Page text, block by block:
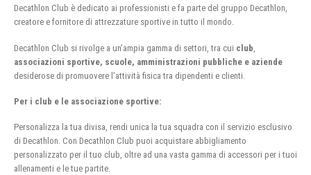
Decathlon Club è dedicato ai professionisti e fa parte del gruppo Decathlon,
creatore e fornitore di attrezzature sportive in tutto il mondo.
Decathlon Club si rivolge a un’ampia gamma di settori, tra cui club
associazioni sportive, scuole, amministrazioni pubbliche e aziende
desiderose di promuovere l’attività fisica tra dipendenti e clienti.
Per i club e le associazione sportive:
Personalizza la tua divisa, rendi unica la tua squadra con il servizio esclusivo
di Decathlon. Con Decathlon Club puoi acquistare abbigliamento
personalizzato per il tuo club, oltre ad una vasta gamma di accessori per i tuoi
allenamenti e le tue partite.